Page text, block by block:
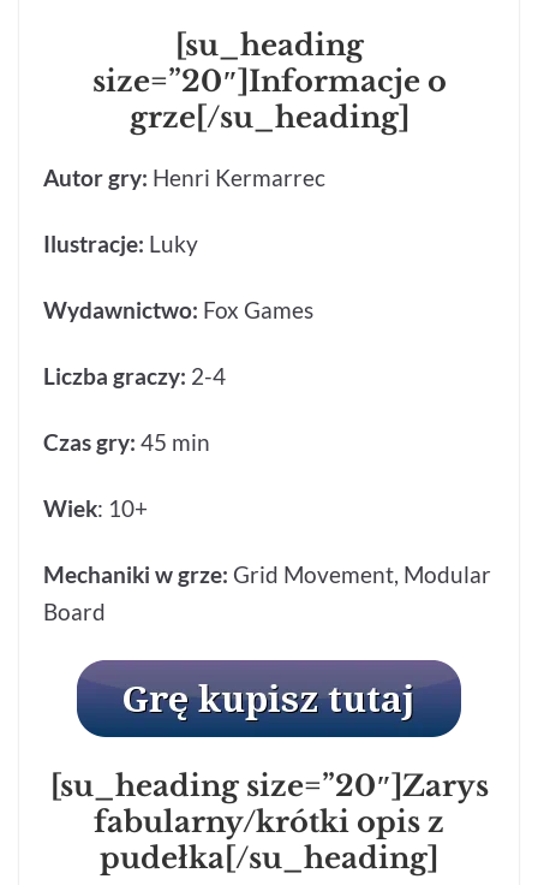
[su_heading
size=”20″]Informacje o
grze[/su_heading]
Autor gry: Henri Kermarrec
Ilustracje: Luky
Wydawnictwo: Fox Games
Liczba graczy: 2-4
Czas gry: 45 min
Wiek: 10+
Mechaniki w grze: Grid Movement, Modular
Board
[su_heading size=”20″]Zarys
fabularny/krótki opis z
pudełka[/su_heading]